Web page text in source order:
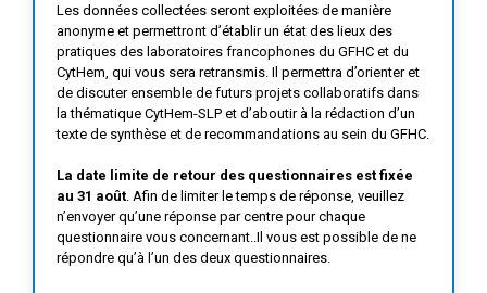
Les données collectées seront exploitées de manière
anonyme et permettront d’établir un état des lieux des
pratiques des laboratoires francophones du GFHC et du
CytHem, qui vous sera retransmis. Il permettra d’orienter et
de discuter ensemble de futurs projets collaboratifs dans
la thématique CytHem-SLP et d’aboutir à la rédaction d’un
texte de synthèse et de recommandations au sein du GFHC.
La date limite de retour des questionnaires est fixée
au 31 août. Afin de limiter le temps de réponse, veuillez
n’envoyer qu’une réponse par centre pour chaque
questionnaire vous concernant..Il vous est possible de ne
répondre qu’à l’un des deux questionnaires.